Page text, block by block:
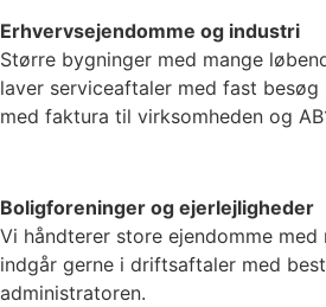
Erhvervsejendomme og industri
Større bygninger med mange
laver serviceaftaler med fast
med faktura til virksomheden og
Boligforeninger og ejerlejligheder
Vi håndterer store ejendomme
indgår gerne i driftsaftaler med
administratoren.